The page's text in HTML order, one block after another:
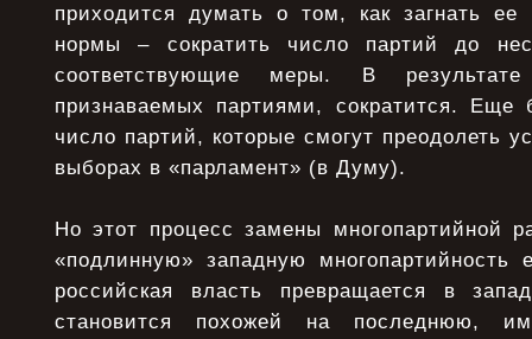
приходится думать о том, как загнать
нормы – сократить число партий до
соответствующие меры. В
признаваемых партиями, сократится. Еще
число партий, которые смогут преодолеть
выборах в «парламент» (в Думу).
Но этот процесс замены многопартийной
«подлинную» западную многопартийность
российская власть превращается в
становится похожей на последнюю,